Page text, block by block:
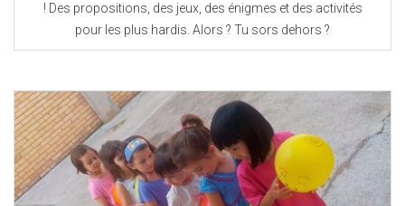
! Des propositions, des jeux, des énigmes et des activités
pour les plus hardis. Alors ? Tu sors dehors ?